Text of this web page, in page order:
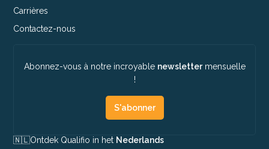
Carrières
Contactez-nous
Abonnez-vous à notre incroyable newslettermensuelle
!
S'abonner
🇳🇱​Ontdek Qualifio in het Nederlands